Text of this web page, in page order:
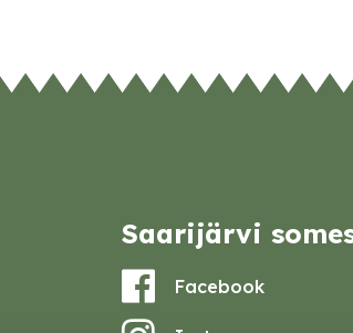
Saarijärvi
Facebook